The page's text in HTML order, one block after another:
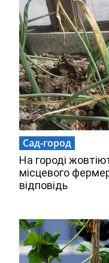
Сад-город
На городі
місцевого
відповідь